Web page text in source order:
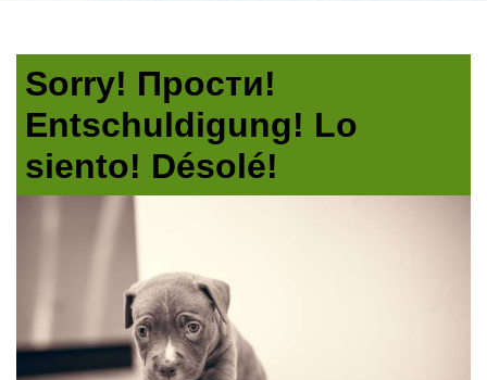
Sorry! Прости!
Entschuldigung! Lo
siento! Désolé!